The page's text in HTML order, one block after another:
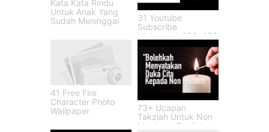
Kata Kata Rindu
Untuk Anak Yang
Sudah Meninggal
31 Youtube
Subscribe
Watermark 150x150
41 Free Fire
Character Photo
Wallpaper
73+ Ucapan
Takziah Untuk Non
Muslim In English